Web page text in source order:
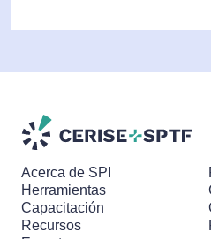
Acerca de SPI
Herramientas
Capacitación
Recursos